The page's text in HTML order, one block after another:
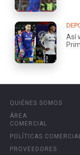
Así
QUIÉNES SOMOS
ÁREA
COMERCIAL
POLÍTICAS
PROVEEDORES